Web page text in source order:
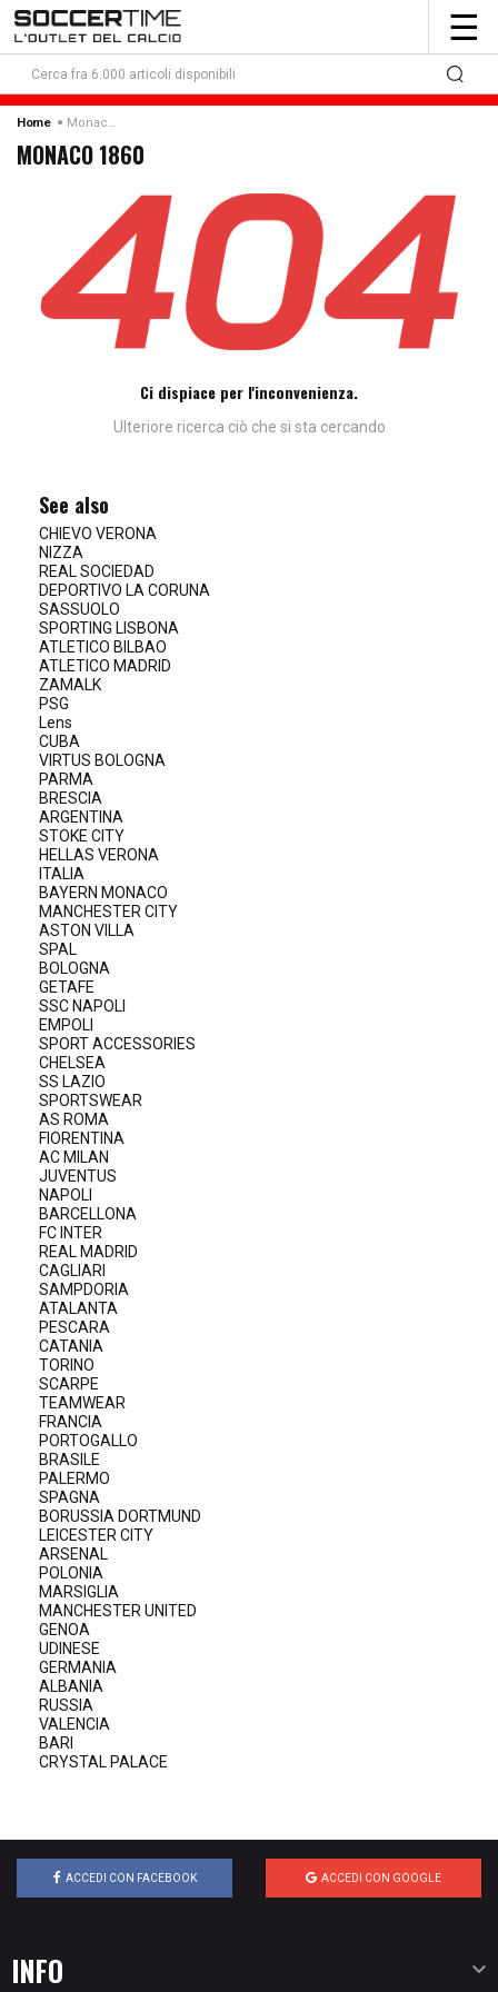
☰
Home
MONACO 1860
Ci dispiace per l'inconvenienza.
Ulteriore ricerca ciò che si sta cercando
See also
CHIEVO VERONA
NIZZA
REAL SOCIEDAD
DEPORTIVO LA CORUNA
SASSUOLO
SPORTING LISBONA
ATLETICO BILBAO
ATLETICO MADRID
ZAMALK
PSG
Lens
CUBA
VIRTUS BOLOGNA
PARMA
BRESCIA
ARGENTINA
STOKE CITY
HELLAS VERONA
ITALIA
BAYERN MONACO
MANCHESTER CITY
ASTON VILLA
SPAL
BOLOGNA
GETAFE
SSC NAPOLI
EMPOLI
SPORT ACCESSORIES
CHELSEA
SS LAZIO
SPORTSWEAR
AS ROMA
FIORENTINA
AC MILAN
JUVENTUS
NAPOLI
BARCELLONA
FC INTER
REAL MADRID
CAGLIARI
SAMPDORIA
ATALANTA
PESCARA
CATANIA
TORINO
SCARPE
TEAMWEAR
FRANCIA
PORTOGALLO
BRASILE
PALERMO
SPAGNA
BORUSSIA DORTMUND
LEICESTER CITY
ARSENAL
POLONIA
MARSIGLIA
MANCHESTER UNITED
GENOA
UDINESE
GERMANIA
ALBANIA
RUSSIA
VALENCIA
BARI
CRYSTAL PALACE
ACCEDI CON FACEBOOK ACCEDI CON GOOGLE
INFO 